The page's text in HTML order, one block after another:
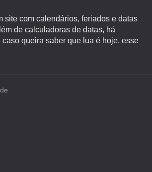
site com calendários, feriados e datas
de calculadoras de datas, há
queira saber que lua é hoje, esse